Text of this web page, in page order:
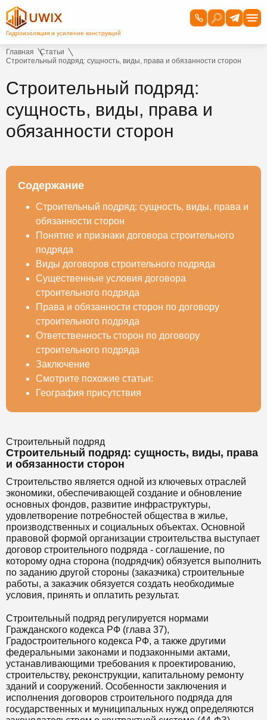
Главная
Статьи
Строительный подряд: сущность, виды, права и обязанности сторон
Строительный подряд:
сущность, виды, права и
обязанности сторон
Содержание
Строительный подряд: сущность, виды, права и
обязанности сторон
Понятие и признаки договора строительного
подряда
Виды договоров строительного подряда
Существенные условия договора
строительного подряда
Права и обязанности сторон по договору
строительного подряда
Ответственность сторон по договору
строительного подряда
Заключение
Смотрите похожие статьи:
География присутствия
Строительный подряд
Строительный подряд: сущность, виды, права
и обязанности сторон
Строительство является одной из ключевых отраслей
экономики, обеспечивающей создание и обновление
основных фондов, развитие инфраструктуры,
удовлетворение потребностей общества в жилье,
производственных и социальных объектах. Основной
правовой формой организации строительства выступает
договор строительного подряда - соглашение, по
которому одна сторона (подрядчик) обязуется выполнить
по заданию другой стороны (заказчика) строительные
работы, а заказчик обязуется создать необходимые
условия, принять и оплатить результат.
Строительный подряд регулируется нормами
Гражданского кодекса РФ (глава 37),
Градостроительного кодекса РФ, а также другими
федеральными законами и подзаконными актами,
устанавливающими требования к проектированию,
строительству, реконструкции, капитальному ремонту
зданий и сооружений. Особенности заключения и
исполнения договоров строительного подряда для
государственных и муниципальных нужд определяются